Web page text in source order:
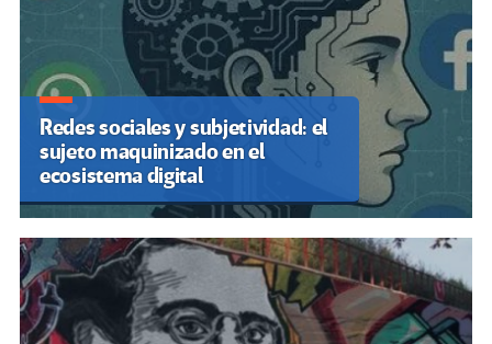
Redes sociales y subjetividad: el
sujeto maquinizado en el
ecosistema digital